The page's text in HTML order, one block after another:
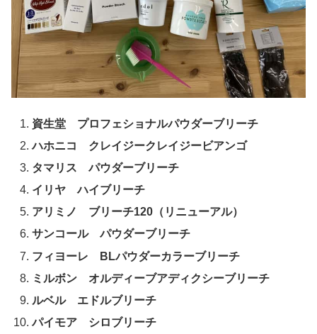
資生堂 プロフェショナルパウダーブリーチ
ハホニコ クレイジークレイジービアンゴ
タマリス パウダーブリーチ
イリヤ ハイブリーチ
アリミノ ブリーチ120（リニューアル）
サンコール パウダーブリーチ
フィヨーレ BLパウダーカラーブリーチ
ミルボン オルディーブアディクシーブリーチ
ルベル エドルブリーチ
パイモア シロブリーチ